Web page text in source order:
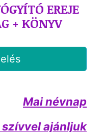
EREJE
+ KÖNYV
Mai névnap
ajánljuk